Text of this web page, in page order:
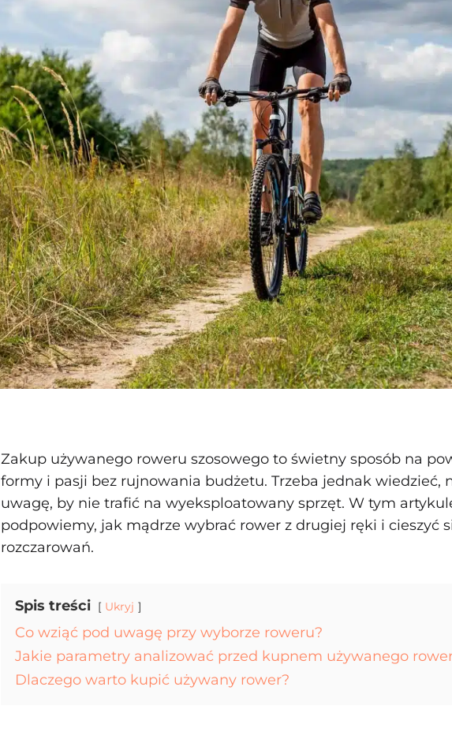
Zakup używanego roweru szosowego to świetny sposób na
formy i pasji bez rujnowania budżetu. Trzeba jednak wiedzieć,
uwagę, by nie trafić na wyeksploatowany sprzęt. W tym
podpowiemy, jak mądrze wybrać rower z drugiej ręki i cieszyć
rozczarowań.
Spis treści Ukryj
Co wziąć pod uwagę przy wyborze roweru?
Jakie parametry analizować przed kupnem używanego
Dlaczego warto kupić używany rower?